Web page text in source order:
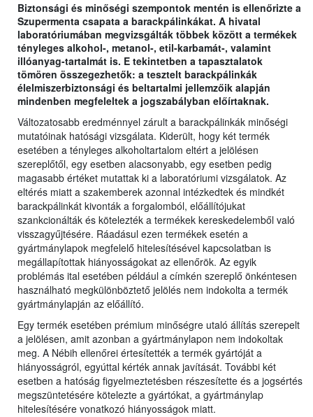
Biztonsági és minőségi szempontok mentén is ellenőrizte a
Szupermenta csapata a barackpálinkákat. A hivatal
laboratóriumában megvizsgálták többek között a termékek
tényleges alkohol-, metanol-, etil-karbamát-, valamint
illóanyag-tartalmát is. E tekintetben a tapasztalatok
tömören összegezhetők: a tesztelt barackpálinkák
élelmiszerbiztonsági és beltartalmi jellemzőik alapján
mindenben megfeleltek a jogszabályban előírtaknak.
Változatosabb eredménnyel zárult a barackpálinkák minőségi
mutatóinak hatósági vizsgálata. Kiderült, hogy két termék
esetében a tényleges alkoholtartalom eltért a jelölésen
szereplőtől, egy esetben alacsonyabb, egy esetben pedig
magasabb értéket mutattak ki a laboratóriumi vizsgálatok. Az
eltérés miatt a szakemberek azonnal intézkedtek és mindkét
barackpálinkát kivonták a forgalomból, előállítójukat
szankcionálták és kötelezték a termékek kereskedelemből való
visszagyűjtésére. Ráadásul ezen termékek esetén a
gyártmánylapok megfelelő hitelesítésével kapcsolatban is
megállapítottak hiányosságokat az ellenőrök. Az egyik
problémás ital esetében például a címkén szereplő önkéntesen
használható megkülönböztető jelölés nem indokolta a termék
gyártmánylapján az előállító.
Egy termék esetében prémium minőségre utaló állítás szerepelt
a jelölésen, amit azonban a gyártmánylapon nem indokoltak
meg. A Nébih ellenőrei értesítették a termék gyártóját a
hiányosságról, egyúttal kérték annak javítását. További két
esetben a hatóság figyelmeztetésben részesítette és a jogsértés
megszüntetésére kötelezte a gyártókat, a gyártmánylap
hitelesítésére vonatkozó hiányosságok miatt.